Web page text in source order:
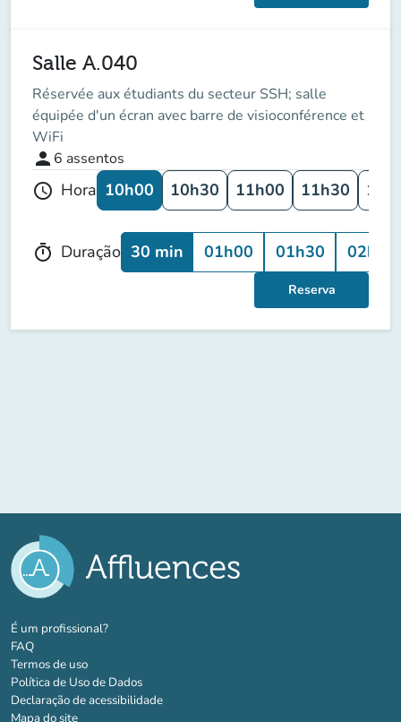
Salle A.040
Réservée aux étudiants du secteur SSH; salle
équipée d'un écran avec barre de visioconférence et
WiFi
person 6 assentos
schedule Hora 10h00 10h30 11h00 11h30
timer Duração 30 min 01h00 01h30 02h00
Reserva
É um profissional?(novo separador)
FAQ
Termos de uso
Política de Uso de Dados
Declaração de acessibilidade
Mapa do site